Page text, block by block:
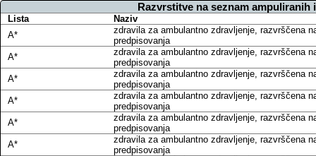
Razvrstitve na seznam
Lista
Naziv
A*
zdravila za ambulantno zdravljenje, razvrščena
predpisovanja
A*
zdravila za ambulantno zdravljenje, razvrščena
predpisovanja
A*
zdravila za ambulantno zdravljenje, razvrščena
predpisovanja
A*
zdravila za ambulantno zdravljenje, razvrščena
predpisovanja
A*
zdravila za ambulantno zdravljenje, razvrščena
predpisovanja
A*
zdravila za ambulantno zdravljenje, razvrščena
predpisovanja